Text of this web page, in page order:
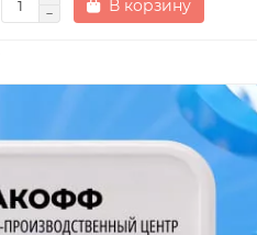
В корзину